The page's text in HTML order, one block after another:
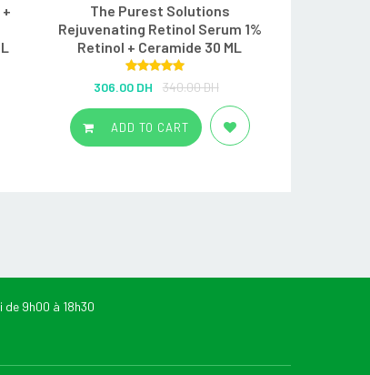
The Purest Solutions
Rejuvenating Retinol Serum 1%
Retinol + Ceramide 30 ML
Rated5.00
out of 5
306.00 DH 340.00 DH
ADD TO CART
9h00 à 18h30